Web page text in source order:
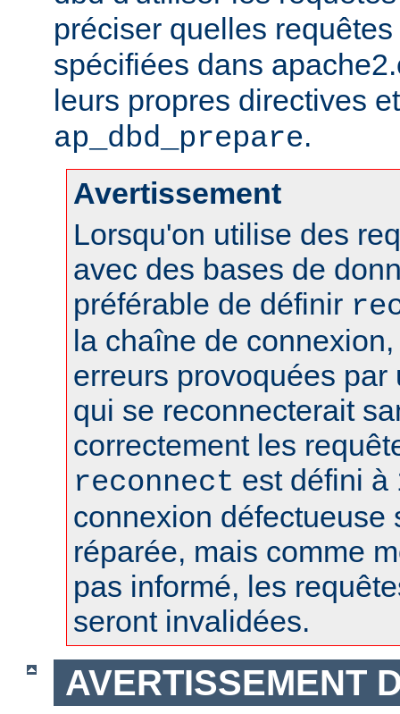
préciser quelles
spécifiées dans
leurs propres directives
ap_dbd_prepare.
Avertissement
Lorsqu'on utilise des
avec des bases de
préférable de définir
la chaîne de
erreurs provoquées par
qui se reconnecterait
correctement les
reconnect est défini à
connexion défectueuse
réparée, mais comme
pas informé, les
seront invalidées.
AVERTISSEMENT